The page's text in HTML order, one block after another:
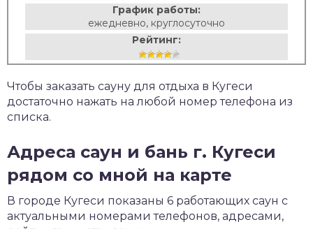
График работы:
ежедневно, круглосуточно
Рейтинг:
Чтобы заказать сауну для отдыха в Кугеси
достаточно нажать на любой номер телефона из
списка.
Адреса саун и бань г. Кугеси
рядом со мной на карте
В городе Кугеси показаны 6 работающих саун с
актуальными номерами телефонов, адресами,